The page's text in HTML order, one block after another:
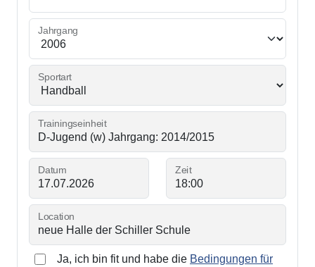
Jahrgang
Sportart
Trainingseinheit
Datum Zeit
Location
Ja, ich bin fit und habe die Bedingungen für